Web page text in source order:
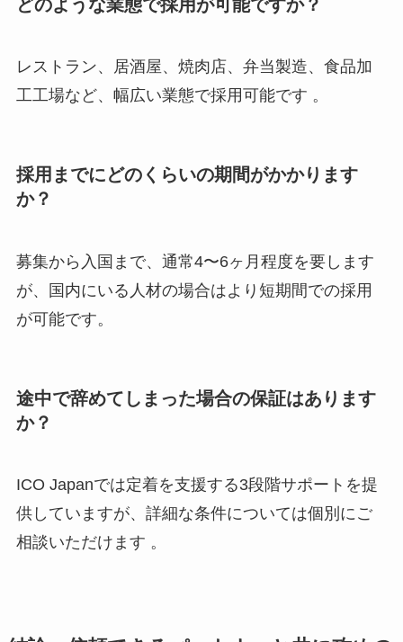
どのような業態で採用が可能ですか？
レストラン、居酒屋、焼肉店、弁当製造、食品加
工工場など、幅広い業態で採用可能です 。
採用までにどのくらいの期間がかかります
か？
募集から入国まで、通常4〜6ヶ月程度を要します
が、国内にいる人材の場合はより短期間での採用
が可能です。
途中で辞めてしまった場合の保証はあります
か？
ICO Japanでは定着を支援する3段階サポートを提
供していますが、詳細な条件については個別にご
相談いただけます 。